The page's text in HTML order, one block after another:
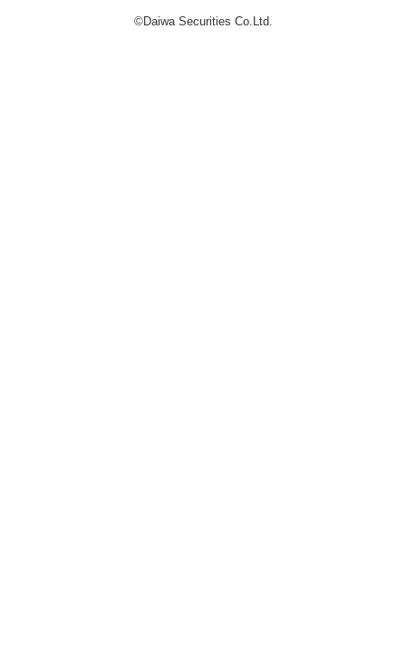
©Daiwa Securities Co.Ltd.